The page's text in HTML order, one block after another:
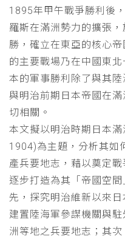
1895年甲午戰爭勝利後
羅斯在滿洲勢力的擴張
勝，確立在東亞的核心
的主要戰場乃在中國東
本的軍事勝利除了與其
與明治前期日本帝國在
切相關。
本文擬以明治時期日本
1904)為主題，分析其如
產兵要地志，藉以奠定
逐步打造為其「帝國空
先，探究明治維新以來
建置陸海軍參謀機關與
洲等地之兵要地志；其